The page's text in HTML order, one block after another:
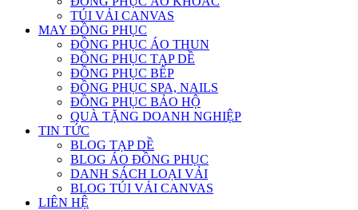
TÚI VẢI CANVAS
MAY ĐỒNG PHỤC
ĐỒNG PHỤC ÁO THUN
ĐỒNG PHỤC TẠP DỀ
ĐỒNG PHỤC BẾP
ĐỒNG PHỤC SPA, NAILS
ĐỒNG PHỤC BẢO HỘ
QUÀ TẶNG DOANH NGHIỆP
TIN TỨC
BLOG TẠP DỀ
BLOG ÁO ĐỒNG PHỤC
DANH SÁCH LOẠI VẢI
BLOG TÚI VẢI CANVAS
LIÊN HỆ